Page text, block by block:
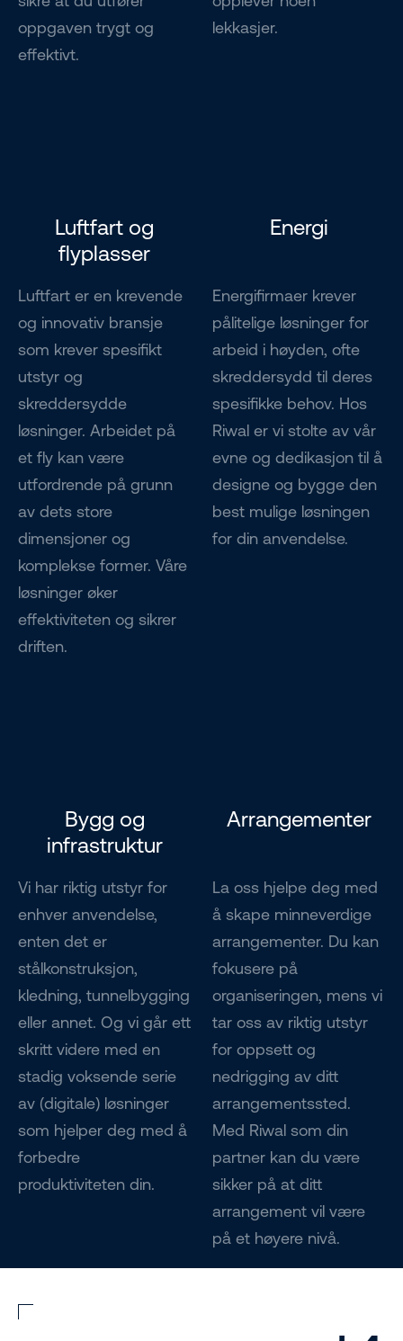
oppgaven trygt og
effektivt.
lekkasjer.
Luftfart og
flyplasser
Luftfart er en krevende
og innovativ bransje
som krever spesifikt
utstyr og
skreddersydde
løsninger. Arbeidet på
et fly kan være
utfordrende på grunn
av dets store
dimensjoner og
komplekse former. Våre
løsninger øker
effektiviteten og sikrer
driften.
Energi
Energifirmaer krever
pålitelige løsninger for
arbeid i høyden, ofte
skreddersydd til deres
spesifikke behov. Hos
Riwal er vi stolte av vår
evne og dedikasjon til å
designe og bygge den
best mulige løsningen
for din anvendelse.
Bygg og
infrastruktur
Vi har riktig utstyr for
enhver anvendelse,
enten det er
stålkonstruksjon,
kledning, tunnelbygging
eller annet. Og vi går ett
skritt videre med en
stadig voksende serie
av (digitale) løsninger
som hjelper deg med å
forbedre
produktiviteten din.
Arrangementer
La oss hjelpe deg med
å skape minneverdige
arrangementer. Du kan
fokusere på
organiseringen, mens vi
tar oss av riktig utstyr
for oppsett og
nedrigging av ditt
arrangementssted.
Med Riwal som din
partner kan du være
sikker på at ditt
arrangement vil være
på et høyere nivå.